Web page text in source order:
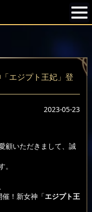
エジプト王妃」登
2023-05-23
顧いただきまして、誠
！新女神「エジプト王